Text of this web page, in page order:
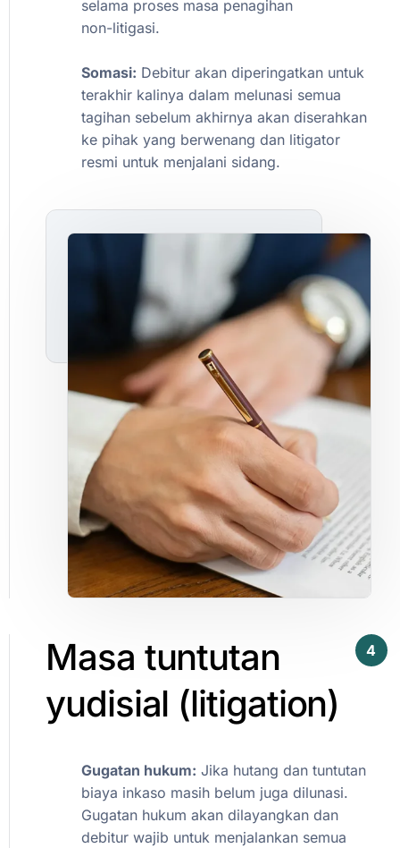
selama proses masa penagihan
non-litigasi.
Somasi: Debitur akan diperingatkan untuk
terakhir kalinya dalam melunasi semua
tagihan sebelum akhirnya akan diserahkan
ke pihak yang berwenang dan litigator
resmi untuk menjalani sidang.
Masa tuntutan
yudisial (litigation)​
4
Gugatan hukum: Jika hutang dan tuntutan
biaya inkaso masih belum juga dilunasi.
Gugatan hukum akan dilayangkan dan
debitur wajib untuk menjalankan semua